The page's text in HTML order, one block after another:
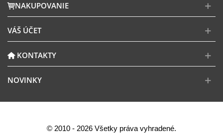
NAKUPOVANIE
VÁŠ ÚČET
KONTAKTY
NOVINKY
© 2010 - 2026 Všetky práva vyhradené.